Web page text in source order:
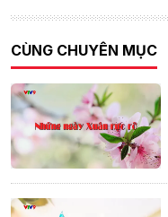
CÙNG CHUYÊN MỤC